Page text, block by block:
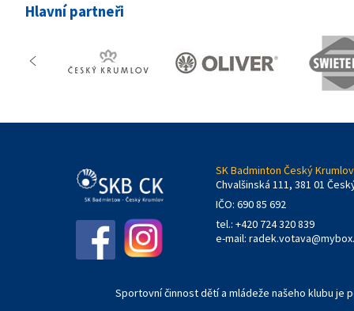
Hlavní partneři
SK Badminton Český
Chvalšinská 111, 381 01
IČO: 690 85 692
tel.: +420 724 320 839
e-mail:
Sportovní činnost dětí a mládeže našeho klubu je